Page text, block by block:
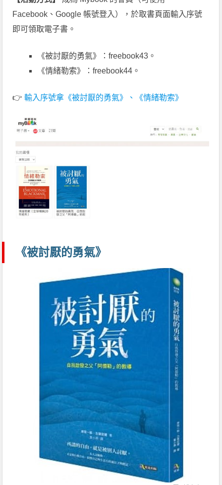
Facebook、Google 帳號登入），於取書頁面輸入序號
即可領取電子書。
《被討厭的勇氣》：freebook43。
《情緒勒索》：freebook44。
👉輸入序號拿《被討厭的勇氣》、《情緒勒索》
《被討厭的勇氣》